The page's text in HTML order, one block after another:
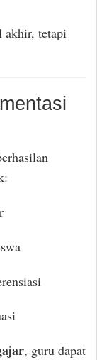
akhir, tetapi
, guru dapat